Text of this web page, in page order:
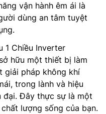
vận hành êm ái là
dùng an tâm tuyệt
1 Chiều Inverter
hữu một thiết bị làm
giải pháp không khí
trong lành và hiệu
đại. Đây thực sự là một
lượng sống của bạn.